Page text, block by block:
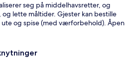
seg på middelhavsretter, og
lette måltider. Gjester kan bestille
og spise (med værforbehold). Åpen